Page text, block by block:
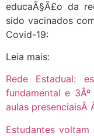
educaÃ§Ã£o da
sido vacinados
Covid-19:
Leia mais:
Rede Estadual:
fundamental e
aulas presenciaisÂ
Estudantes